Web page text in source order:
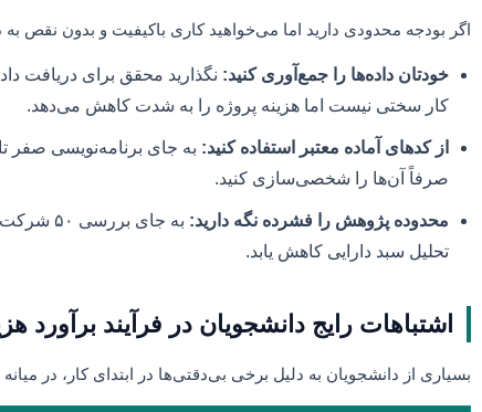
اگر بودجه محدودی دارید اما می‌خواهید کاری باکیفیت و بدون نقص
خودتان داده‌ها را جمع‌آوری کنید: نگذارید محقق برای دریافت
کار سختی نیست اما هزینه پروژه را به شدت کاهش می‌دهد.
از کدهای آماده معتبر استفاده کنید: به جای برنامه‌نویسی صفر
صرفاً آن‌ها را شخصی‌سازی کنید.
محدوده پژوهش را فشرده نگه دارید:
به جای
تحلیل سبد دارایی کاهش یابد.
اشتباهات رایج دانشجویان در فرآیند برآورد
بسیاری از دانشجویان به دلیل برخی بی‌دقتی‌ها در ابتدای کار، در